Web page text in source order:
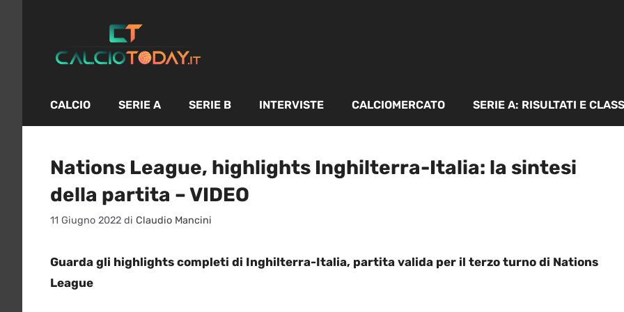
contenuto
CALCIO SERIE A SERIE B INTERVISTE CALCIOMERCATO SERIE A: RISULTATI E
Nations League, highlights Inghilterra-Italia: la sintesi
della partita – VIDEO
11 Giugno 2022 di Claudio Mancini
Guarda gli highlights completi di Inghilterra-Italia, partita valida per il terzo turno di Nations
League